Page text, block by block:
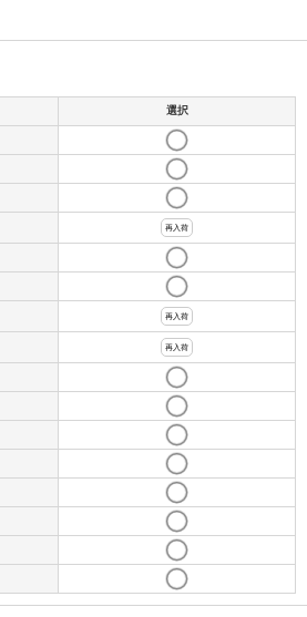
選択
再入荷
再入荷
再入荷